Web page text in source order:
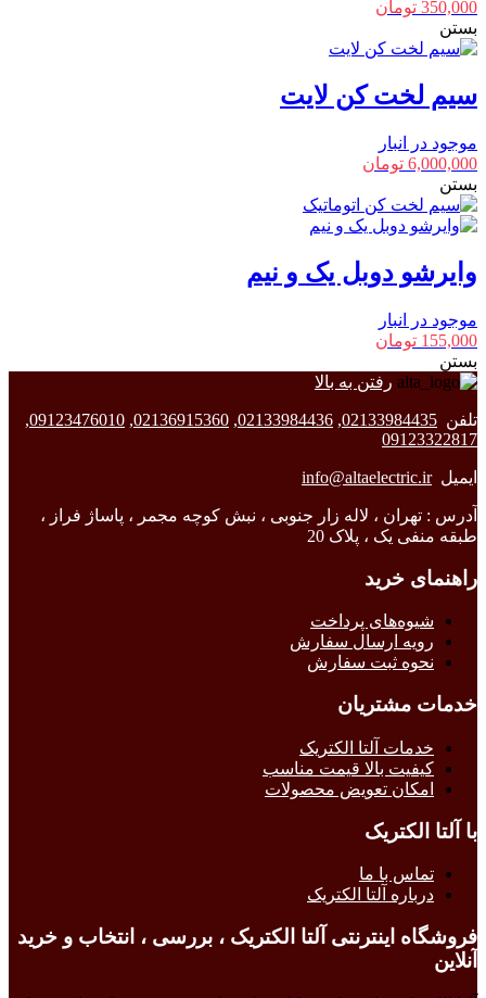
350,000 تومان
بستن
سیم لخت کن لایت
موجود در انبار
6,000,000 تومان
بستن
وایرشو دوبل یک و نیم
موجود در انبار
155,000 تومان
بستن
رفتن به بالا
تلفن 02133984435
,
02133984436
,
02136915360
,
09123476010
,
09123322817
ایمیلinfo@altaelectric.ir
آدرس : تهران ، لاله زار جنوبی ، نبش کوچه مجمر ، پاساژ فراز ،
طبقه منفی یک ، پلاک 20
راهنمای خرید
شیوه‌های پرداخت
رویه ارسال سفارش
نحوه ثبت سفارش
خدمات مشتریان
خدمات آلتا الکتریک
کیفیت بالا قیمت مناسب
امکان تعویض محصولات
با آلتا الکتریک
تماس با ما
درباره آلتا الکتریک
فروشگاه اینترنتی آلتا الکتریک ، بررسی ، انتخاب و خرید
آنلاین